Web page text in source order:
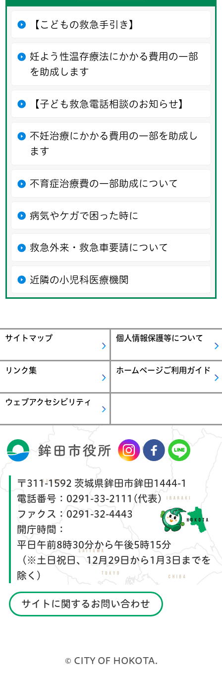
【こどもの救急手引き】
妊よう性温存療法にかかる費用の一部
を助成します
【子ども救急電話相談のお知らせ】
不妊治療にかかる費用の一部を助成し
ます
不育症治療費の一部助成について
病気やケガで困った時に
救急外来・救急車要請について
近隣の小児科医療機関
サイトマップ 個人情報保護等について
リンク集 ホームページご利用ガイド
ウェブアクセシビリティ
〒311-1592 茨城県鉾田市鉾田1444-1
電話番号： 0291-33-2111(代表)
ファクス： 0291-32-4443
開庁時間：
平日午前8時30分から午後5時15分
（※土日祝日、12月29日から1月3日までを
除く）
サイトに関するお問い合わせ
© CITY OF HOKOTA.